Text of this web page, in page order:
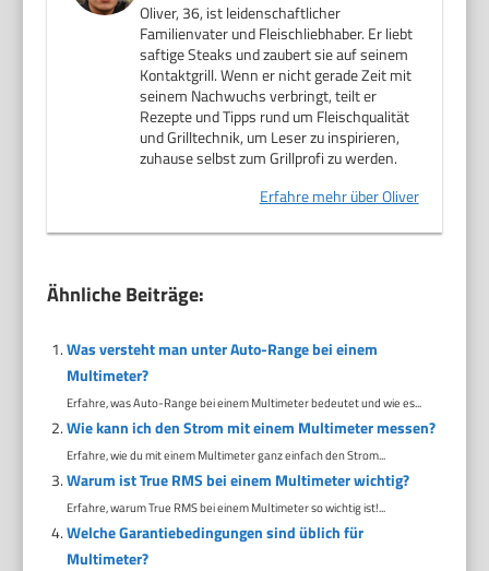
Oliver, 36, ist leidenschaftlicher
Familienvater und Fleischliebhaber. Er liebt
saftige Steaks und zaubert sie auf seinem
Kontaktgrill. Wenn er nicht gerade Zeit mit
seinem Nachwuchs verbringt, teilt er
Rezepte und Tipps rund um Fleischqualität
und Grilltechnik, um Leser zu inspirieren,
zuhause selbst zum Grillprofi zu werden.
Erfahre mehr über Oliver
Ähnliche Beiträge:
Was versteht man unter Auto-Range bei einem
Multimeter?
Erfahre, was Auto-Range bei einem Multimeter bedeutet und wie es...
Wie kann ich den Strom mit einem Multimeter messen?
Erfahre, wie du mit einem Multimeter ganz einfach den Strom...
Warum ist True RMS bei einem Multimeter wichtig?
Erfahre, warum True RMS bei einem Multimeter so wichtig ist!...
Welche Garantiebedingungen sind üblich für
Multimeter?